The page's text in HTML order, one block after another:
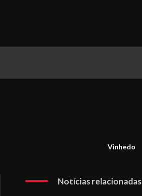
Vinhedo
Notícias relacionadas